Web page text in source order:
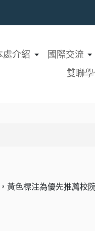
處介紹 國際交流
雙聯
，黃色標注為優先推薦校